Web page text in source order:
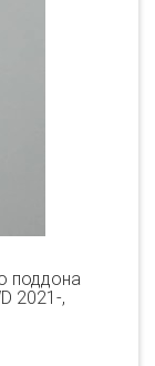
поддона
2021-,